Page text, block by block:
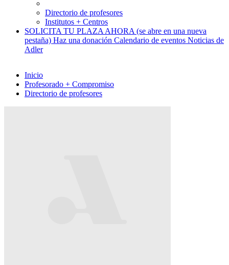
Directorio de profesores
Institutos + Centros
SOLICITA TU PLAZA AHORA (se abre en una nueva
pestaña) Haz una donación Calendario de eventos Noticias de
Adler
Inicio
Profesorado + Compromiso
Directorio de profesores